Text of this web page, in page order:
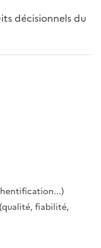
décisionnels du
fiabilité,